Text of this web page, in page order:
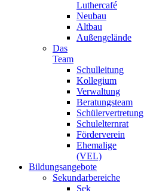
Luthercafé
Neubau
Altbau
Außengelände
Das
Team
Schulleitung
Kollegium
Verwaltung
Beratungsteam
Schülervertretung
Schulelternrat
Förderverein
Ehemalige
(VEL)
Bildungsangebote
Sekundarbereiche
Sek